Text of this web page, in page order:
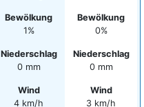
Bewölkung
1%
Niederschlag
0 mm
Wind
4 km/h
Bewölkung
0%
Niederschlag
0 mm
Wind
3 km/h